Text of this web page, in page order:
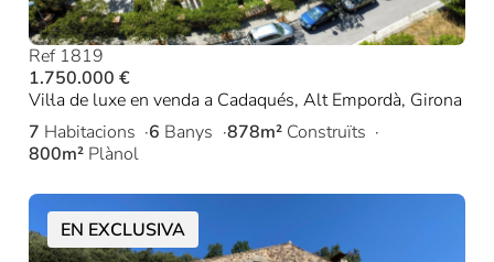
Ref 1819
1.750.000 €
Vil·la de luxe en venda a Cadaqués, Alt Empordà, Girona
7 Habitacions 6 Banys 878m² Construïts
800m² Plànol
EN EXCLUSIVA